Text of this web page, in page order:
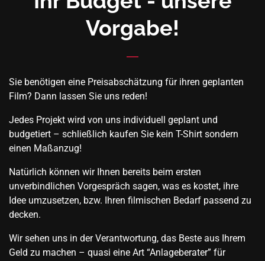
Vorgabe!
Sie benötigen eine Preisabschätzung für ihren geplanten
Film? Dann lassen Sie uns reden!
Jedes Projekt wird von uns individuell geplant und
budgetiert – schließlich kaufen Sie kein T-Shirt sondern
einen Maßanzug!
Natürlich können wir Ihnen bereits beim ersten
unverbindlichen Vorgespräch sagen, was es kostet, ihre
Idee umzusetzen, bzw. Ihren filmischen Bedarf passend zu
decken.
Wir sehen uns in der Verantwortung, das Beste aus Ihrem
Geld zu machen – quasi eine Art “Anlageberater” für